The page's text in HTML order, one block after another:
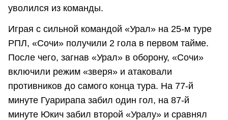
уволился из команды.
Играя с сильной командой «Урал» на 25-м туре
РПЛ, «Сочи» получили 2 гола в первом тайме.
После чего, загнав «Урал» в оборону, «Сочи»
включили режим «зверя» и атаковали
противников до самого конца тура. На 77-й
минуте Гуарирапа забил один гол, на 87-й
минуте Юкич забил второй «Уралу» и сравнял